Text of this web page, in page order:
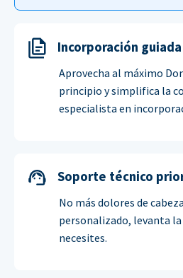
Incorporación guiada
Aprovecha al máximo
principio y simplifica la
especialista en
Soporte técnico
No más dolores de
personalizado, levanta
necesites.